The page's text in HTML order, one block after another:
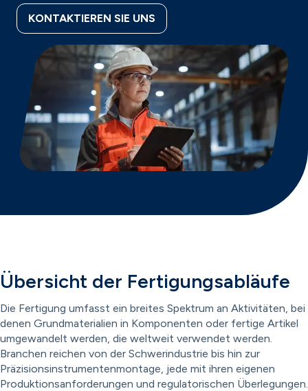
KONTAKTIEREN SIE UNS
Übersicht der Fertigungsabläufe
Die Fertigung umfasst ein breites Spektrum an Aktivitäten, bei
denen Grundmaterialien in Komponenten oder fertige Artikel
umgewandelt werden, die weltweit verwendet werden.
Branchen reichen von der Schwerindustrie bis hin zur
Präzisionsinstrumentenmontage, jede mit ihren eigenen
Produktionsanforderungen und regulatorischen Überlegungen.